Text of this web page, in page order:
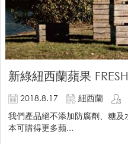
新綠紐西蘭蘋果
2018.8.17
紐西蘭
我們產品絕不添加防腐劑、糖
本可購得更多蘋...